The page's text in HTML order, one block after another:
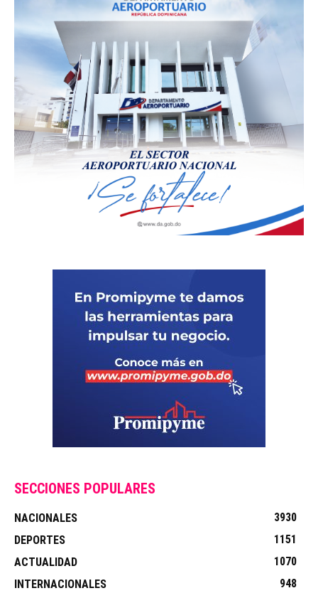
SECCIONES POPULARES
NACIONALES
3930
DEPORTES
1151
ACTUALIDAD
1070
INTERNACIONALES
948